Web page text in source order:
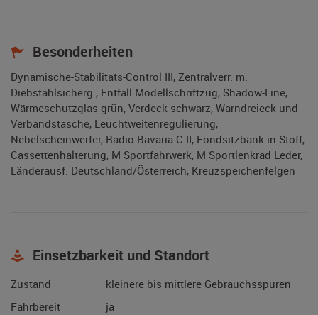
Besonderheiten
Dynamische-Stabilitäts-Control III, Zentralverr. m.
Diebstahlsicherg., Entfall Modellschriftzug, Shadow-Line,
Wärmeschutzglas grün, Verdeck schwarz, Warndreieck und
Verbandstasche, Leuchtweitenregulierung,
Nebelscheinwerfer, Radio Bavaria C II, Fondsitzbank in Stoff,
Cassettenhalterung, M Sportfahrwerk, M Sportlenkrad Leder,
Länderausf. Deutschland/Österreich, Kreuzspeichenfelgen
Einsetzbarkeit und Standort
Zustand
kleinere bis mittlere Gebrauchsspuren
Fahrbereit
ja